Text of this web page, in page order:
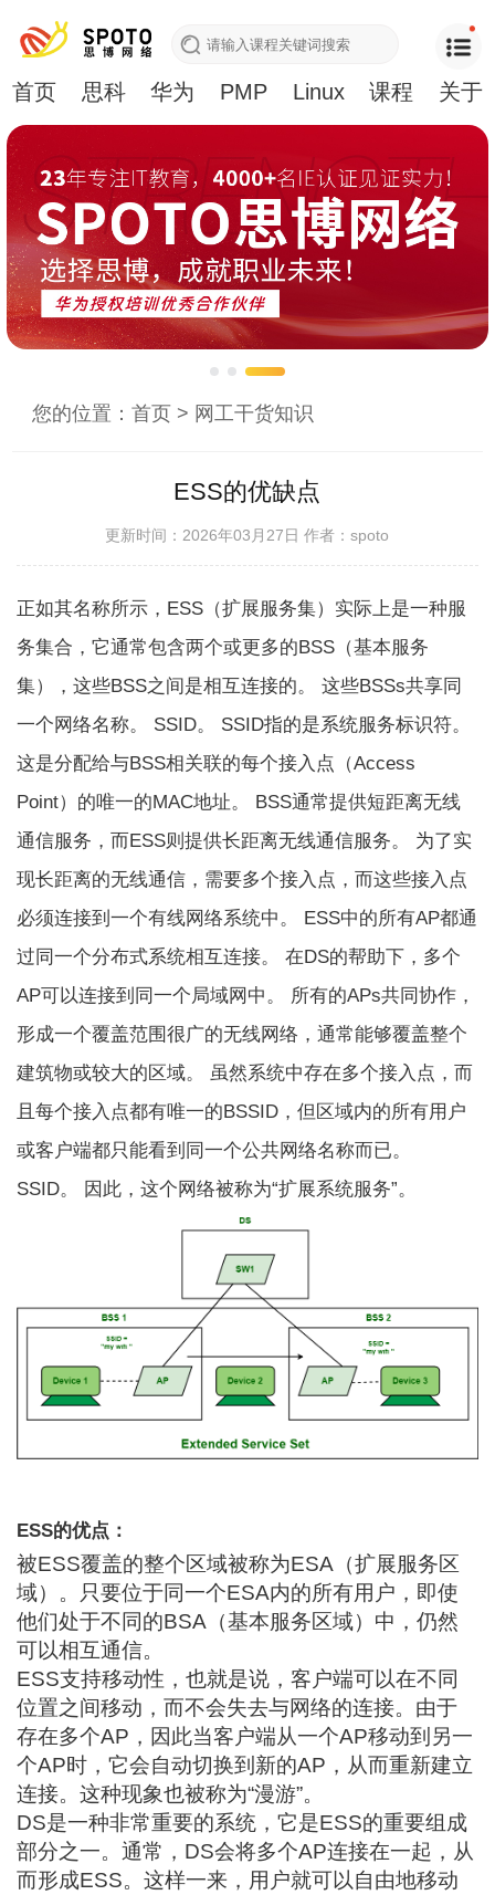
首页 思科 华为 PMP Linux 课程 关于
您的位置：首页 > 网工干货知识
ESS的优缺点
更新时间：2026年03月27日作者：spoto
正如其名称所示，ESS（扩展服务集）实际上是一种服
务集合，它通常包含两个或更多的BSS（基本服务
集），这些BSS之间是相互连接的。 这些BSSs共享同
一个网络名称。 SSID。 SSID指的是系统服务标识符。
这是分配给与BSS相关联的每个接入点（Access
Point）的唯一的MAC地址。 BSS通常提供短距离无线
通信服务，而ESS则提供长距离无线通信服务。 为了实
现长距离的无线通信，需要多个接入点，而这些接入点
必须连接到一个有线网络系统中。 ESS中的所有AP都通
过同一个分布式系统相互连接。 在DS的帮助下，多个
AP可以连接到同一个局域网中。 所有的APs共同协作，
形成一个覆盖范围很广的无线网络，通常能够覆盖整个
建筑物或较大的区域。 虽然系统中存在多个接入点，而
且每个接入点都有唯一的BSSID，但区域内的所有用户
或客户端都只能看到同一个公共网络名称而已。
SSID。 因此，这个网络被称为“扩展系统服务”。
ESS的优点：
被ESS覆盖的整个区域被称为ESA（扩展服务区
域）。只要位于同一个ESA内的所有用户，即使
他们处于不同的BSA（基本服务区域）中，仍然
可以相互通信。
ESS支持移动性，也就是说，客户端可以在不同
位置之间移动，而不会失去与网络的连接。由于
存在多个AP，因此当客户端从一个AP移动到另一
个AP时，它会自动切换到新的AP，从而重新建立
连接。这种现象也被称为“漫游”。
DS是一种非常重要的系统，它是ESS的重要组成
部分之一。通常，DS会将多个AP连接在一起，从
而形成ESS。这样一来，用户就可以自由地移动